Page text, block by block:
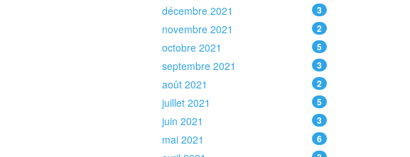
décembre 2021 3
novembre 2021 2
octobre 2021 5
septembre 2021 3
août 2021 2
juillet 2021 5
juin 2021 3
mai 2021 6